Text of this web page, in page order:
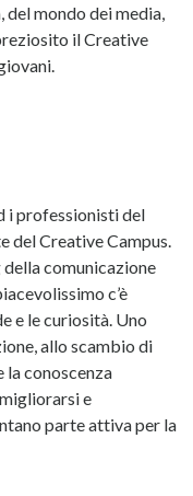
mondo dei media,
il Creative
i professionisti del
del Creative Campus.
comunicazione
c’è
e le curiosità. Uno
allo scambio di
la conoscenza
e
parte attiva per la